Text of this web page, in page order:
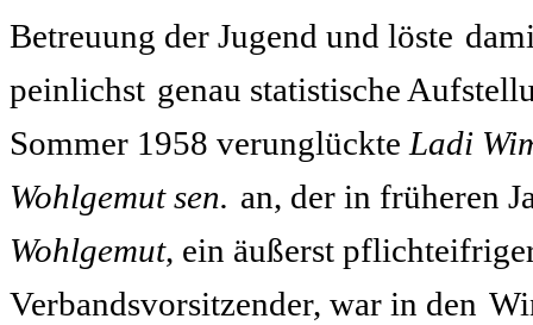
Betreuung der Jugend und löste
peinlichst genau statistische
Sommer 1958 verunglückte Ladi
Wohlgemut sen. an, der in früheren
Wohlgemut, ein äußerst
Verbandsvorsitzender, war in den